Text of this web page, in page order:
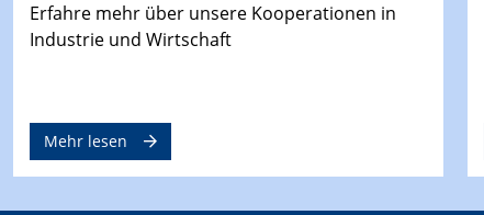
Erfahre mehr über unsere Kooperationen in
Industrie und Wirtschaft
Mehr lesen